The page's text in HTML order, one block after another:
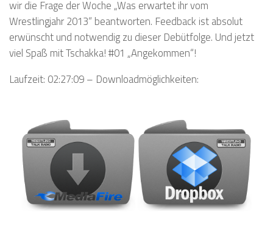
wir die Frage der Woche „Was erwartet ihr vom
Wrestlingjahr 2013“ beantworten. Feedback ist absolut
erwünscht und notwendig zu dieser Debütfolge. Und jetzt
viel Spaß mit Tschakka! #01 „Angekommen“!
Laufzeit: 02:27:09 – Downloadmöglichkeiten: